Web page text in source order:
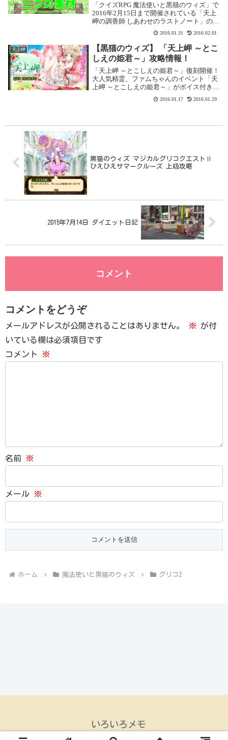
「クイズRPG 魔法使いと黒猫のウィズ」で
2016年2月15日まで開催されている「天上
岬の調香師 しあわせのラストノート」の攻
略記事です。ここでは【介護級 三つの素
材】を攻略します。天上岬の調香師 しあわ
せのラストノート 【介護級 三つの素...
2016.01.31 2016.02.01
天上岬
【黒猫のウィズ】 「天上岬 ～とこ
しえの姫君～」攻略情報！
「天上岬 ～とこしえの姫君～」復刻開催！
大人気精霊、ファムちゃんのイベント「天
上岬 ～とこしえの姫君～」がボイス付きで
復刻開催です。こちらはサクッと終わらせ
て、第二弾の「天上岬の調香師 しあわせの
2016.01.17 2016.01.29
黒猫のウィズ マジカルグリコクエストⅡ
ひえひえサマークルーズ 上級攻略
2015年7月14日 ダイエット日記
コメント
コメントをどうぞ
メールアドレスが公開されることはありません。 ※ が付
いている欄は必須項目です
コメント
※
名前 ※
メール ※
ホーム 魔法使いと黒猫のウィズ グリコ2
いろいろメモ